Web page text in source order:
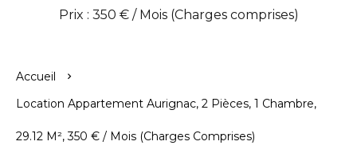
Prix : 350 € / Mois (Charges comprises)
Accueil
Location Appartement Aurignac, 2 Pièces, 1 Chambre,
29.12 M², 350 € / Mois (Charges Comprises)